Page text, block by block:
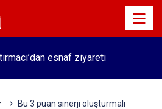
esnaf ziyareti
Bu 3 puan sinerji oluşturmalı